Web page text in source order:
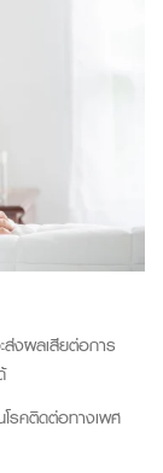
ส่งผลเสียต่อการ
โรคติดต่อทางเพศ